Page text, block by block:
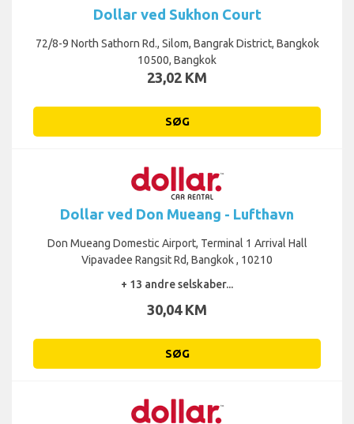
Dollar ved Sukhon Court
72/8-9 North Sathorn Rd., Silom, Bangrak District, Bangkok
10500, Bangkok
23,02 KM
SØG
Dollar ved Don Mueang - Lufthavn
Don Mueang Domestic Airport, Terminal 1 Arrival Hall
Vipavadee Rangsit Rd, Bangkok , 10210
+ 13 andre selskaber...
30,04 KM
SØG